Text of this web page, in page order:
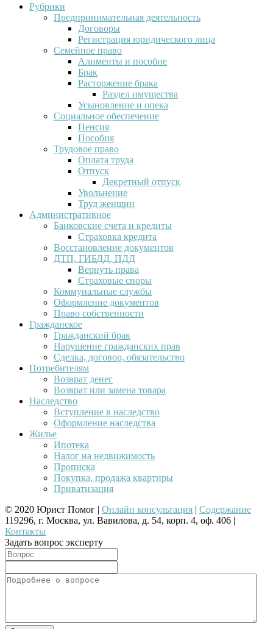
Рубрики
Предпринимательная деятельность
Договоры
Регистрация юридического лица
Семейное право
Алименты и пособие
Брак
Расторжение брака
Раздел имущества
Усыновление и опека
Социальное обеспечение
Пенсия
Пособия
Трудовое право
Оплата труда
Отпуск
Декретный отпуск
Увольнение
Труд женщин
Административное
Банковские счета и кредиты
Страховка кредита
Восстановление документов
ДТП, ГИБДД, ПДД
Вернуть права
Страховые споры
Коммунальные службы
Оформление документов
Право собственности
Гражданское
Гражданский брак
Нарушение гражданских прав
Сделка, договор, обязательство
Потребителям
Возврат денег
Возврат или замена товара
Наследство
Вступление в наследство
Оформление наследства
Жилье
Ипотека
Налог на недвижимость
Прописка
Покупка, продажа квартиры
Приватизация
© 2020 Юрист Помог | Онлайн консультация | Содержание
119296, г. Москва, ул. Вавилова, д. 54, корп. 4, оф. 406 |
Контакты
Задать вопрос эксперту